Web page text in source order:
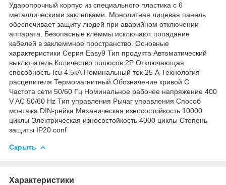
Ударопрочный корпус из специального пластика с 6
металлическими заклепками. Монолитная лицевая панель
обеспечивает защиту людей при аварийном отключении
аппарата. Безопасные клеммы исключают попадание
кабелей в заклеммное пространство. Основные
характеристики Серия Easy9 Тип продукта Автоматический
выключатель Количество полюсов 2P Отключающая
способность Icu 4.5кА Номинальный ток 25 А Технология
расцепителя Термомагнитный Обозначение кривой С
Частота сети 50/60 Гц Номинальное рабочее напряжение 400
V AC 50/60 Hz Тип управления Рычаг управления Способ
монтажа DIN-рейка Механическая износостойкость 10000
циклы Электрическая износостойкость 4000 циклы Степень
защиты IP20 conf
Скрыть
Характеристики